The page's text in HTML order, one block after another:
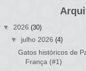
▼ 2026 (30)
▼ julho 2026 (4)
Gatos históricos de
França (#1)